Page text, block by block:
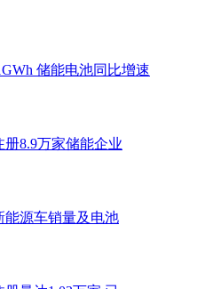
储能电池同比增速
8.9万家储能企业
能源车销量及电池